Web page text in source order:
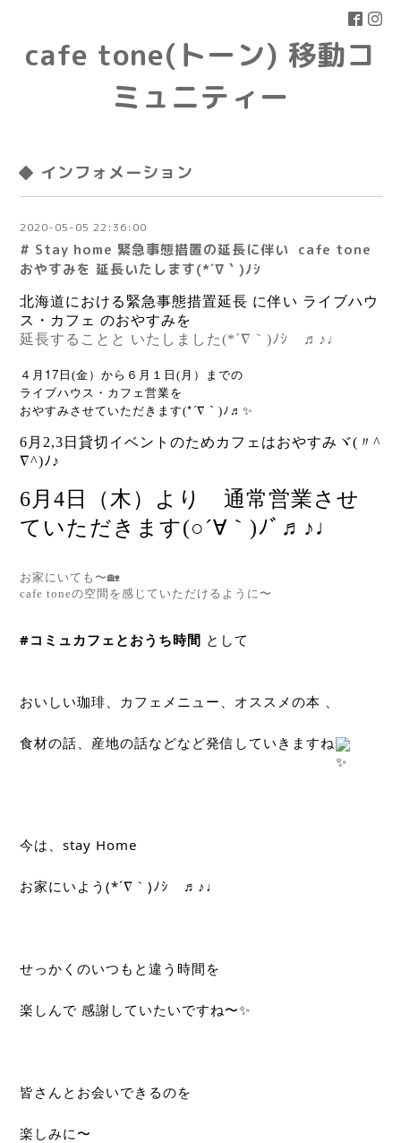
cafe tone(トーン) 移動コ
ミュニティー
◆ インフォメーション
2020-05-05 22:36:00
# Stay home 緊急事態措置の延長に伴い cafe tone
おやすみを 延長いたします(*´∇｀)ﾉｼ
北海道における緊急事態措置延長 に伴い ライブハウ
ス・カフェ のおやすみを
延長することと いたしました(*´∇｀)ﾉｼ ♬♪♩
４月 17 日(金）から６月１日(月）までの
ライブハウス・ カフェ営業を
おやすみさせていただきます(*´∇ ｀)ﾉ♬ ✨
6月2,3日貸切イベントのためカフェはおやすみヾ(〃^
∇^)ﾉ♪
6月4日（木）より 通常営業させ
ていただきます(○´∀｀)ﾉﾞ♬♪♩
お家にいても〜🏡
cafe toneの空間を感じていただけるように〜
#コミュカフェとおうち時間 として
おいしい珈琲、カフェメニュー、オススメの本 、
食材の話、産地の話などなど発信していきますね
今は、stay Home
お家にいよう(*´∇｀)ﾉｼ　♬♪♩
せっかくのいつもと違う時間を
楽しんで 感謝していたいですね〜✨
皆さんとお会いできるのを
楽しみに〜